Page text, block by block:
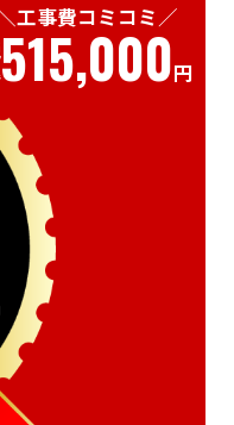
工事費コミコミ
515,000円